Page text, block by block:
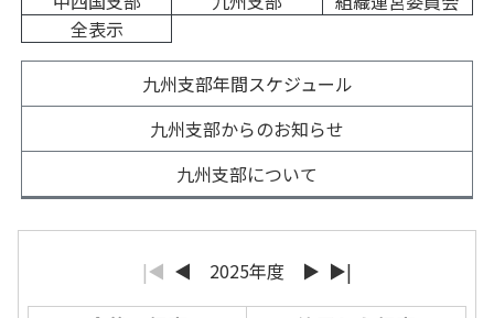
全表示
九州支部年間スケジュール
九州支部からのお知らせ
九州支部について
|◀ ◀ 2025年度 ▶ ▶|